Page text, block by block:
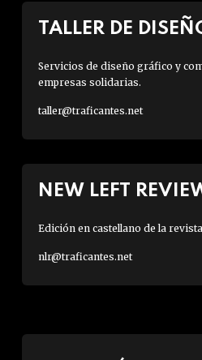
TALLER DE
Servicios de diseño gráfico y
empresas solidarias.
taller@traficantes.net
NEW LEFT
Edición en castellano de la
nlr@traficantes.net